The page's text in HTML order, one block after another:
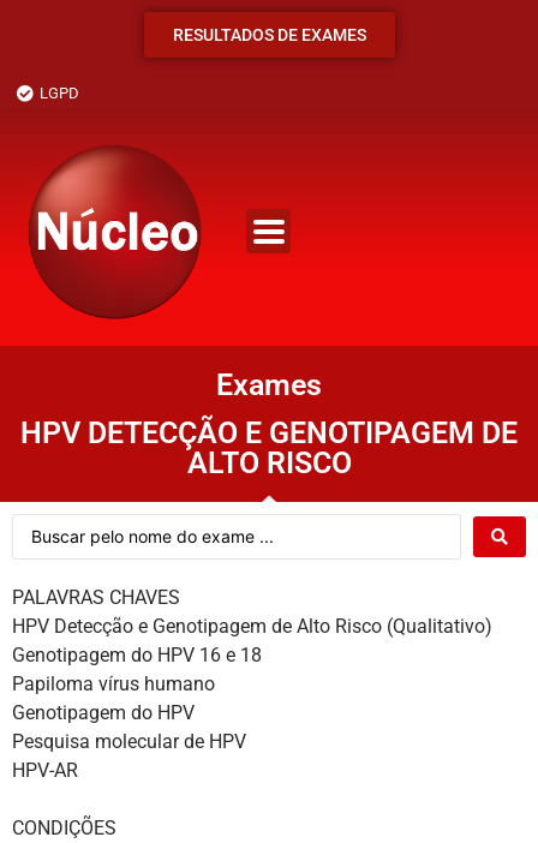
RESULTADOS DE EXAMES
LGPD
Exames
HPV DETECÇÃO E GENOTIPAGEM DE
ALTO RISCO
PALAVRAS CHAVES
HPV Detecção e Genotipagem de Alto Risco (Qualitativo)
Genotipagem do HPV 16 e 18
Papiloma vírus humano
Genotipagem do HPV
Pesquisa molecular de HPV
HPV-AR
CONDIÇÕES